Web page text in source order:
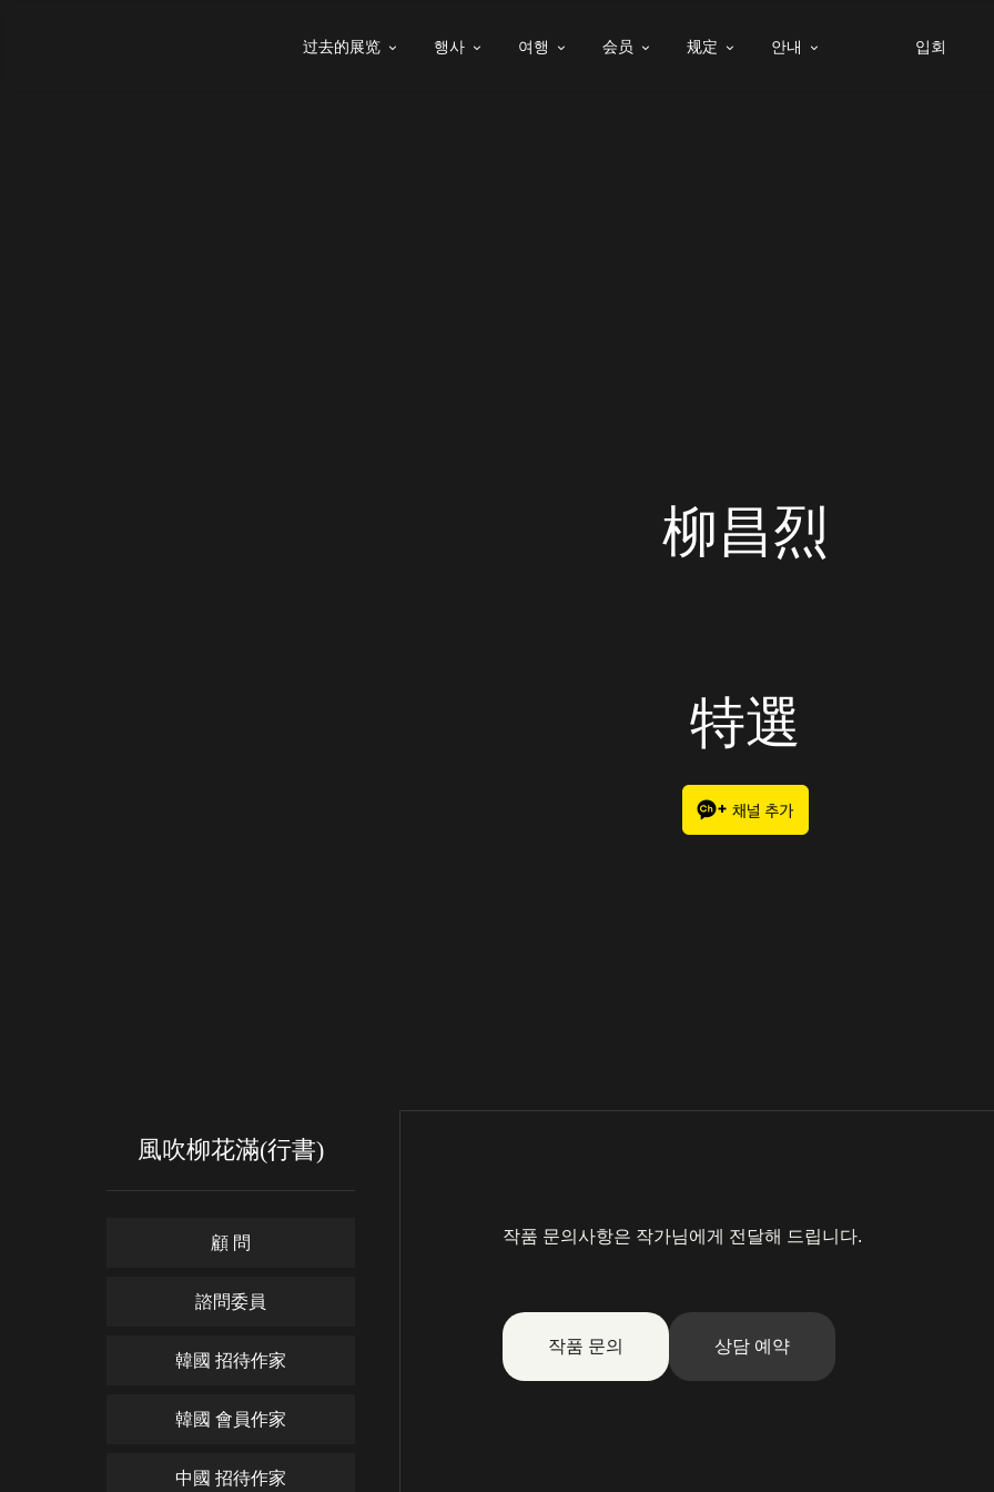
过去的展览  행사  여행  会员  规定  안내  입회
柳昌烈
特選
風吹柳花滿(行書)
顧 問
諮問委員
韓國 招待作家
韓國 會員作家
中國 招待作家
작품 문의사항은 작가님에게 전달해 드립니다.
작품 문의 상담 예약